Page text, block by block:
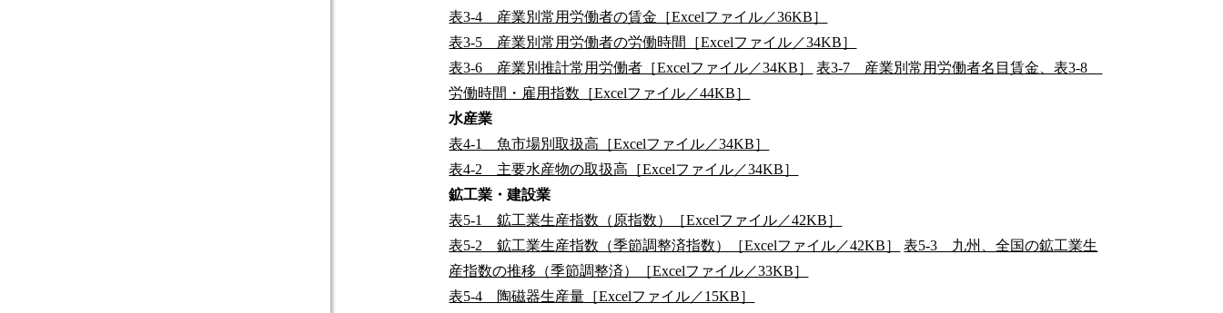
表3-4 産業別常用労働者の賃金［Excelファイル／36KB］
表3-5 産業別常用労働者の労働時間［Excelファイル／34KB］
表3-6 産業別推計常用労働者［Excelファイル／34KB］
表3-7 産業別常用労働者名目賃金、表3-8
労働時間・雇用指数［Excelファイル／44KB］
水産業
表4-1 魚市場別取扱高［Excelファイル／34KB］
表4-2 主要水産物の取扱高［Excelファイル／34KB］
鉱工業・建設業
表5-1 鉱工業生産指数（原指数）［Excelファイル／42KB］
表5-2 鉱工業生産指数（季節調整済指数）［Excelファイル／42KB］
表5-3 九州、全国の鉱工業生
産指数の推移（季節調整済）［Excelファイル／33KB］
表5-4 陶磁器生産量［Excelファイル／15KB］